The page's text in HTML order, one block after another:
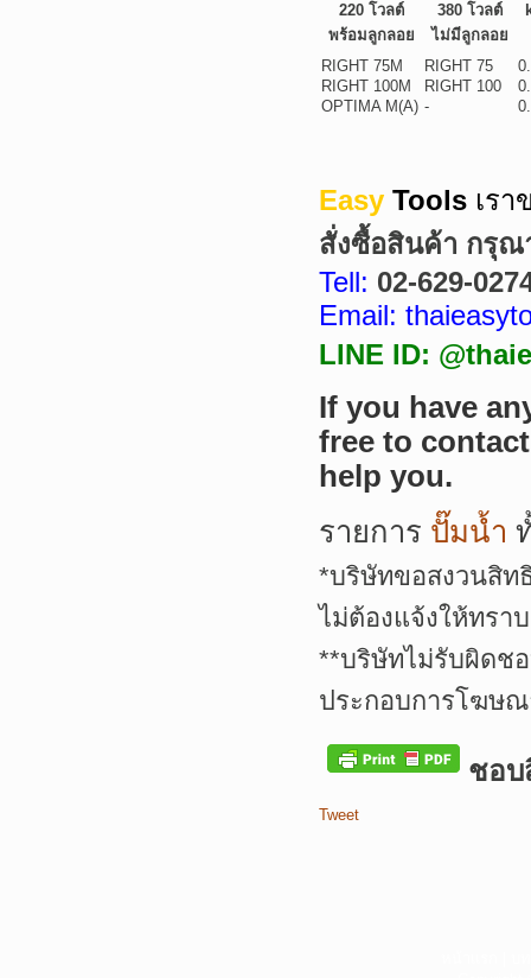
220 โวลต์
พร้อมลูกลอย
380 โวลต์
ไม่มีลูกลอย
RIGHT 75M RIGHT 75
RIGHT 100M
RIGHT 100
OPTIMA M(A) -
Easy Tools เร
สั่งซื้อสินค้า กรุณ
Tell: 02-629-
Email:
LINE ID:
If you have
free to
help you.
รายการ ปั๊มน้ำ
*บริษัทขอสงวนสิท
ไม่ต้องแจ้งให้ทรา
**บริษัทไม่รับผิดช
ประกอบการโฆษ
ชอบ
Tweet